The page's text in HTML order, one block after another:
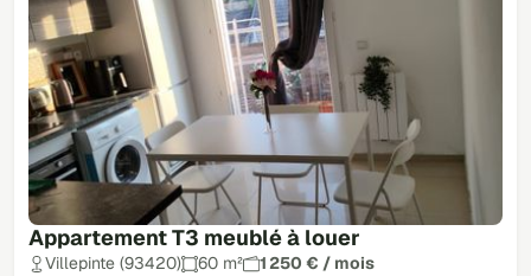
Appartement T3 meublé à louer
Villepinte (93420) 60 m²
1 250 € / mois